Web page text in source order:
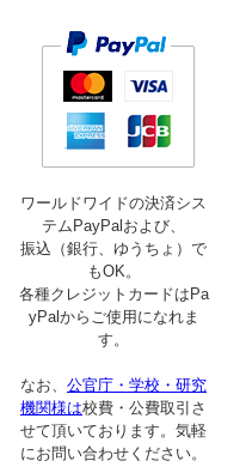
ワールドワイドの決済シス
テムPayPalおよび、
振込（銀行、ゆうちょ）で
もOK。
各種クレジットカードはPa
yPalからご使用になれま
す。
なお、 公官庁・学校・研究
機関様は校費・公費取引さ
せて頂いております。気軽
にお問い合わせください。